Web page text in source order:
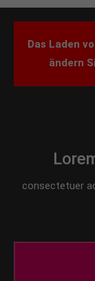
About
Lorem
quam felis,
Das Laden
ändern
consectetuer